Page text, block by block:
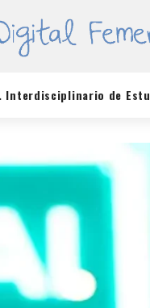
Interdisciplinario de